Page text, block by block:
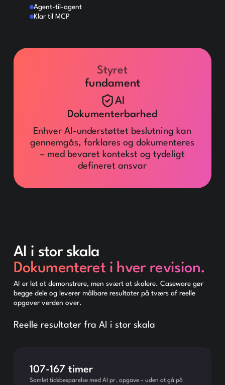
Agent-til-agent
Klar til MCP
Styret
fundament
AI
Dokumenterbarhed
Enhver AI-understøttet beslutning kan
gennemgås, forklares og dokumenteres
– med bevaret kontekst og tydeligt
defineret ansvar
AI i stor skala
Dokumenteret i hver revision.
AI er let at demonstrere, men svært at skalere. Caseware gør
begge dele og leverer målbare resultater på tværs af reelle
opgaver verden over.
Reelle resultater fra AI i stor skala
107-167 timer
Samlet tidsbesparelse med AI pr. opgave – uden at gå på